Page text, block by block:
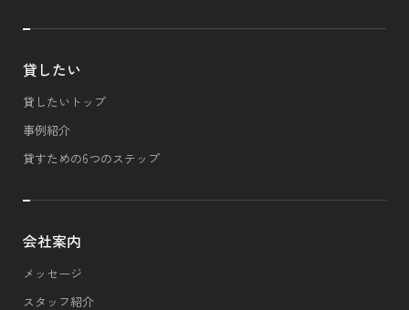
貸したい
貸したいトップ
事例紹介
貸すための6つのステップ
会社案内
メッセージ
スタッフ紹介